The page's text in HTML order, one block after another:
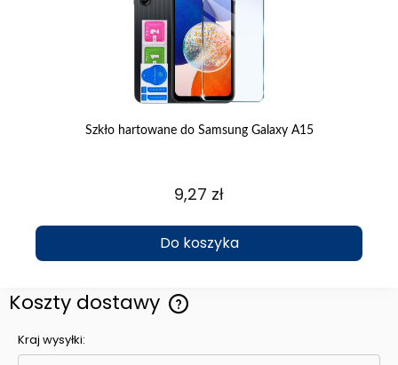
Szkło hartowane do Samsung Galaxy A15
9,27 zł
Do koszyka
Koszty dostawy
Cena nie zawiera ewentualnych kosztów płatności
Kraj wysyłki: